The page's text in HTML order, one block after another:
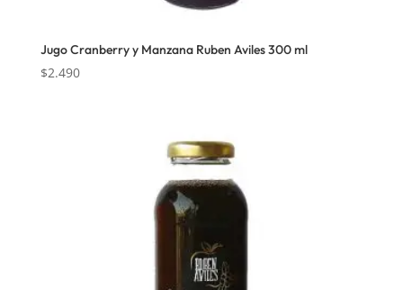
Jugo Cranberry y Manzana Ruben Aviles 300 ml
$2.490